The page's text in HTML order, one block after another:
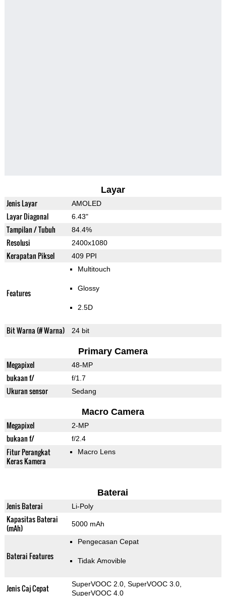
Layar
Jenis Layar AMOLED
Layar Diagonal 6.43"
Tampilan / Tubuh 84.4%
Resolusi 2400x1080
Kerapatan Piksel 409 PPI
Features
Multitouch
Glossy
2.5D
Bit Warna (# Warna) 24 bit
Primary Camera
Megapixel 48-MP
bukaan f/ f/1.7
Ukuran sensor Sedang
Macro Camera
Megapixel 2-MP
bukaan f/ f/2.4
Fitur Perangkat
Keras Kamera
Macro Lens
Baterai
Jenis Baterai Li-Poly
Kapasitas Baterai
(mAh)
5000 mAh
Baterai Features
Pengecasan Cepat
Tidak Amovible
Jenis Caj Cepat
SuperVOOC 2.0, SuperVOOC 3.0,
SuperVOOC 4.0